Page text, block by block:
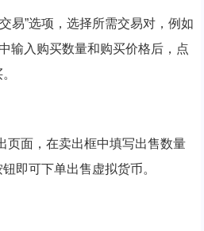
易”选项，选择所需交易对，例如
输入购买数量和购买价格后，点
页面，在卖出框中填写出售数量
即可下单出售虚拟货币。